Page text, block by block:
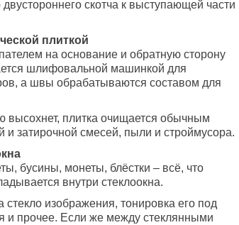
скотча к выступающей части
плиткой
на основание и обратную сторону
шлифовальной машинкой для
а швы обрабатываются составом для
высохнет, плитка очищается обычным
и затирочной смесей, пыли и строймусора.
бусины, монеты, блёстки – всё, что
внутри стеклоокна.
изображения, тонировка его под
и прочее. Если же между стеклянными